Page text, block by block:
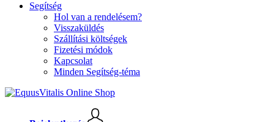
Segítség
Hol van a rendelésem?
Visszaküldés
Szállítási költségek
Fizetési módok
Kapcsolat
Minden Segítség-téma